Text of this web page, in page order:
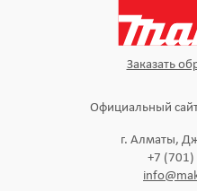
Заказать
Официальный
г. Алматы,
+7